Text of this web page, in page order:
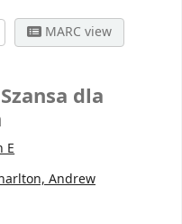
MARC view
dla
E
Andrew